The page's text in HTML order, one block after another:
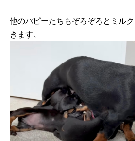
他のパピーたちもぞろぞろとミル
きます。